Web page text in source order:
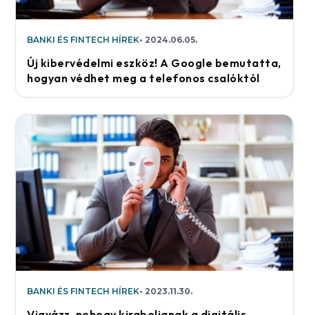
BANKI ÉS FINTECH HÍREK 2024.06.05.
Új kibervédelmi eszköz! A Google bemutatta,
hogyan védhet meg a telefonos csalóktól
BANKI ÉS FINTECH HÍREK 2023.11.30.